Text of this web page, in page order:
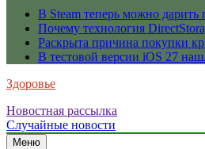
В Steam теперь можно
Почему технология
Раскрыта причина покупки
В тестовой версии iOS 27
Здоровье
Новостная рассылка
Случайные новости
Меню